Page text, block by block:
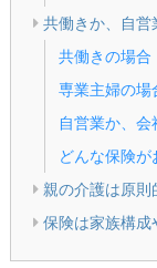
共働きか、自営
共働きの場合
専業主婦の場
自営業か、
どんな保険が
親の介護は原
保険は家族構成